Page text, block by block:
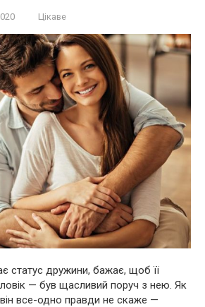
Цікаве
статус дружини, бажає, щоб її
— був щасливий поруч з нею. Як
все-одно правди не скаже —